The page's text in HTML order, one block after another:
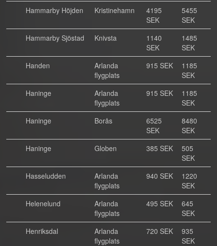
Hammarby Höjden
Kristinehamn
4195
SEK
5455
SEK
Hammarby Sjöstad
Knivsta
1140
SEK
1485
SEK
Handen
Arlanda
flygplats
915 SEK
1185
SEK
Haninge
Arlanda
flygplats
915 SEK
1185
SEK
Haninge
Borås
6525
SEK
8480
SEK
Haninge
Globen 385 SEK
505
SEK
Hasseludden
Arlanda
flygplats
940 SEK
1220
SEK
Helenelund
Arlanda
flygplats
495 SEK
645
SEK
Henriksdal
Arlanda
flygplats
720 SEK
935
SEK